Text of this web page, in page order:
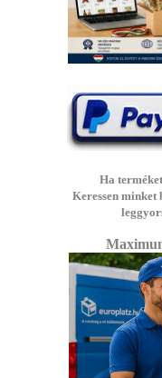
Ha
Keressen minket